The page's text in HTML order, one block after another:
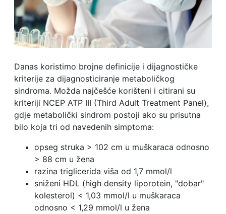
Danas koristimo brojne definicije i dijagnostičke
kriterije za dijagnosticiranje metaboličkog
sindroma. Možda najčešće korišteni i citirani su
kriteriji NCEP ATP III (Third Adult Treatment Panel),
gdje metabolički sindrom postoji ako su prisutna
bilo koja tri od navedenih simptoma:
opseg struka > 102 cm u muškaraca odnosno
> 88 cm u žena
razina triglicerida viša od 1,7 mmol/l
sniženi HDL (high density liporotein, "dobar"
kolesterol) < 1,03 mmol/l u muškaraca
odnosno < 1,29 mmol/l u žena